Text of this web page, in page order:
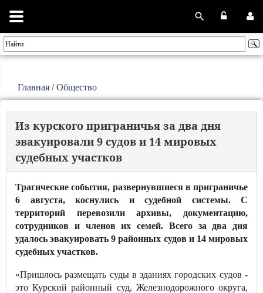
Главная /Общество
Из курского приграничья за два дня
эвакуировали 9 судов и 14 мировых
судебных участков
Трагические события, развернувшиеся в приграничье
6 августа, коснулись и судебной системы. С
территорий перевозили архивы, документацию,
сотрудников и членов их семей. Всего за два дня
удалось эвакуировать 9 районных судов и 14 мировых
судебных участков.
«Пришлось размещать суды в зданиях городских судов -
это Курский районный суд, Железнодорожного округа,